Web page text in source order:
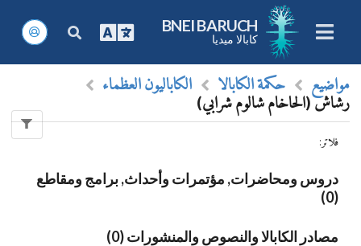
BNEI BARUCH
كابالا ميديا
مواضيع حكمة الكابالا
الكاباليون العظماء
رشاش (الحاخام شالوم شرابي)
فلاتر :
دروس ومحاضرات, مؤتمرات وأحداث, برامج ومقاطع
(0)
مصادر الكابالا والنصوص والمنشورات (0)